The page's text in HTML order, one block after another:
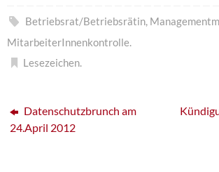
Betriebsrat/Betriebsrätin,
MitarbeiterInnenkontrolle.
Lesezeichen.
Datenschutzbrunch am
24.April 2012